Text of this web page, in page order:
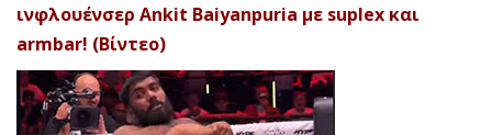
ινφλουένσερ Ankit Baiyanpuria με suplex και
armbar! (Βίντεο)